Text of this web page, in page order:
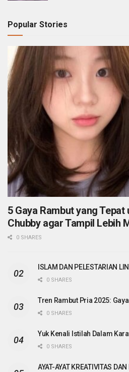
Popular Stories
5 Gaya Rambut yang Tepat
Chubby agar Tampil Lebih
0 SHARES
ISLAM DAN PELESTARIAN
0 SHARES
Tren Rambut Pria 2025:
0 SHARES
Yuk Kenali Istilah Dalam
0 SHARES
AYAT-AYAT KREATIVITAS